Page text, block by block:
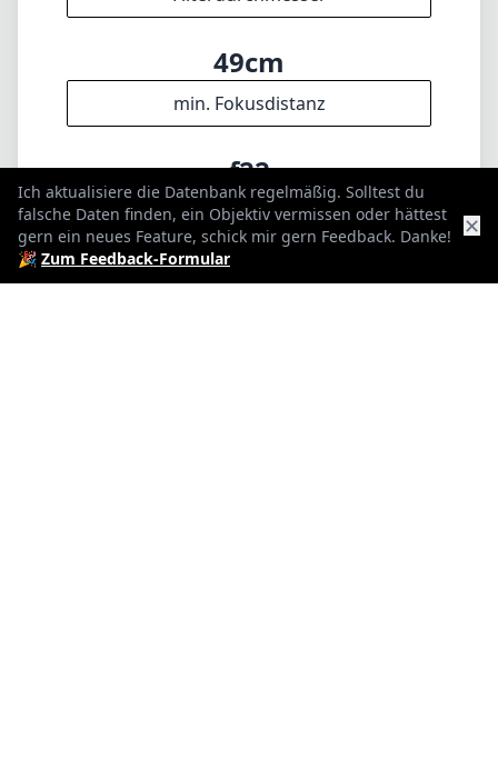
f2.8
max. Blende (min. zoom)
f2.8
max. Blende (max. zoom)
82mm
Filterdurchmesser
Ich aktualisiere die Datenbank regelmäßig. Solltest du
falsche Daten finden, ein Objektiv vermissen oder hättest
gern ein neues Feature, schick mir gern Feedback. Danke!
🎉 Zum Feedback-Formular
✕